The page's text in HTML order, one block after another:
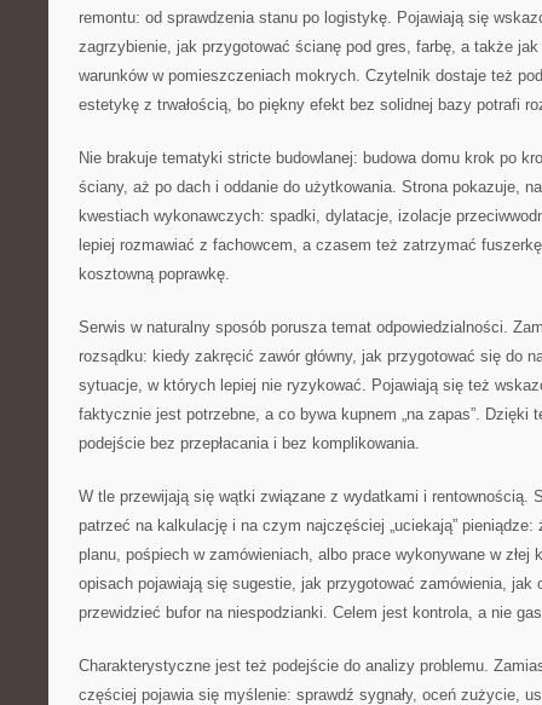
remontu: od sprawdzenia stanu po logistykę. Pojawiają się
zagrzybienie, jak przygotować ścianę pod gres, farbę, a także
warunków w pomieszczeniach mokrych. Czytelnik dostaje też
estetykę z trwałością, bo piękny efekt bez solidnej bazy potrafi
Nie brakuje tematyki stricte budowlanej: budowa domu krok po
ściany, aż po dach i oddanie do użytkowania. Strona pokazuje,
kwestiach wykonawczych: spadki, dylatacje, izolacje
lepiej rozmawiać z fachowcem, a czasem też zatrzymać
kosztowną poprawkę.
Serwis w naturalny sposób porusza temat odpowiedzialności.
rozsądku: kiedy zakręcić zawór główny, jak przygotować się do
sytuacje, w których lepiej nie ryzykować. Pojawiają się też
faktycznie jest potrzebne, a co bywa kupnem „na zapas”. Dzięki
podejście bez przepłacania i bez komplikowania.
W tle przewijają się wątki związane z wydatkami i rentownością.
patrzeć na kalkulację i na czym najczęściej „uciekają” pieniądze:
planu, pośpiech w zamówieniach, albo prace wykonywane w
opisach pojawiają się sugestie, jak przygotować zamówienia, jak
przewidzieć bufor na niespodzianki. Celem jest kontrola, a nie
Charakterystyczne jest też podejście do analizy problemu.
częściej pojawia się myślenie: sprawdź sygnały, oceń zużycie,